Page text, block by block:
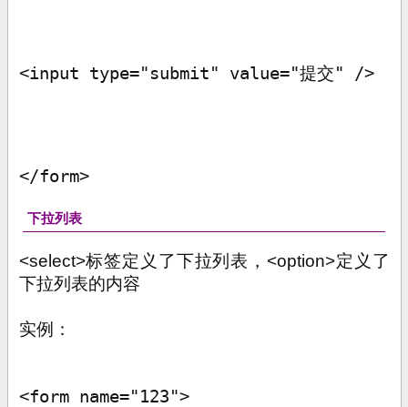
<input type="submit" value="提交" />
</form>
下拉列表
<select>标签定义了下拉列表， <option>定义了
下拉列表的内容
实例：
<form name="123">